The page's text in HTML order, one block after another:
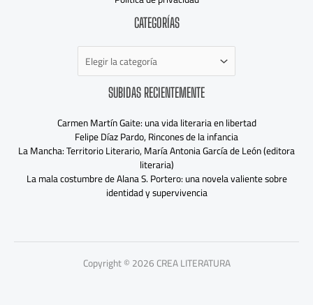
CATEGORÍAS
SUBIDAS RECIENTEMENTE
Carmen Martín Gaite: una vida literaria en libertad
Felipe Díaz Pardo, Rincones de la infancia
La Mancha: Territorio Literario, María Antonia García de León (editora
literaria)
La mala costumbre de Alana S. Portero: una novela valiente sobre
identidad y supervivencia
Copyright © 2026 CREA LITERATURA